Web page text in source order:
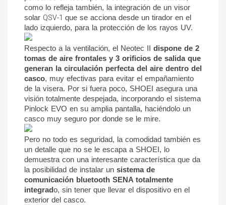
como lo refleja también, la integración de un visor
solar QSV-1 que se acciona desde un tirador en el
lado izquierdo, para la protección de los rayos UV.
Respecto a la ventilación, el Neotec II dispone de 2
tomas de aire frontales y 3 orificios de salida que
generan la circulación perfecta del aire dentro del
casco, muy efectivas para evitar el empañamiento
de la visera. Por si fuera poco, SHOEI asegura una
visión totalmente despejada, incorporando el sistema
Pinlock EVO en su amplia pantalla, haciéndolo un
casco muy seguro por donde se le mire.
Pero no todo es seguridad, la comodidad también es
un detalle que no se le escapa a SHOEI, lo
demuestra con una interesante característica que da
la posibilidad de instalar un sistema de
comunicación bluetooth SENA totalmente
integrado, sin tener que llevar el dispositivo en el
exterior del casco.